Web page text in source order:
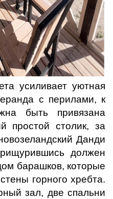
усиливает уютная
с перилами, к
быть привязана
простой столик, за
Данди
должен
барашков, которые
горного хребта.
зал, две спальни